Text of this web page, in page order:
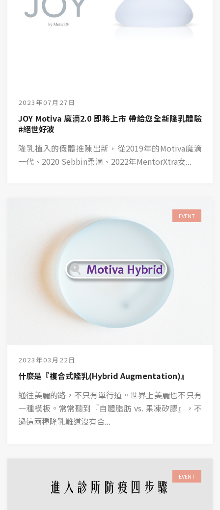
2023年07月27日
JOY Motiva 魔滴2.0 即將上市 帶給您全新隆乳體驗
#絕世好波
隆乳植入的假體推陳出新，從2019年的Motiva魔滴
一代、2020 Sebbin柔滴、2022年MentorXtra女...
EVENT
2023年03月22日
什麼是『複合式隆乳(Hybrid Augmentation)』
通往美麗的路，不只有單行道。世界上美麗也不只有
一種模板。常常聽到『自體脂肪 vs. 果凍矽膠』，不
過這兩種隆乳難道沒有合...
EVENT